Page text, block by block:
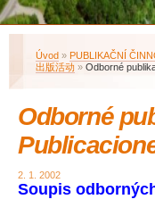
Úvod » PUBLIKAČNÍ
出版活动 » Odborné
Odborné
2. 1. 2002
Soupis